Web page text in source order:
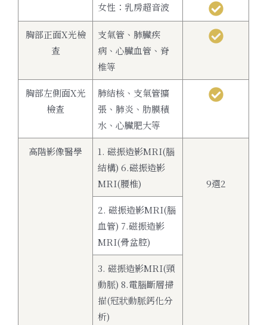
女性：乳房超音波
胸部正面X光檢
查
支氣管、肺臟疾
病、心臟血管、脊
椎等
胸部左側面X光
檢查
肺結核、支氣管擴
張、肺炎、肋膜積
水、心臟肥大等
高階影像醫學
1. 磁振造影MRI(腦
結構) 6.磁振造影
MRI(腰椎)
9選2
2. 磁振造影MRI(腦
血管) 7.磁振造影
MRI(骨盆腔)
3. 磁振造影MRI(頸
動脈) 8.電腦斷層掃
描(冠狀動脈鈣化分
析)